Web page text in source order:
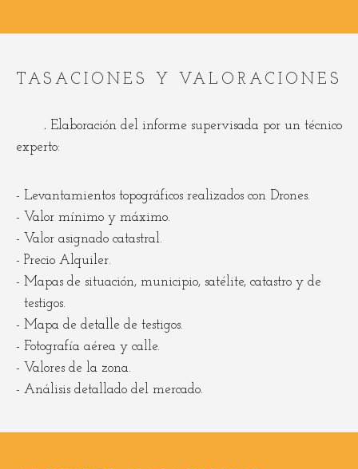
TASACIONES Y VALORACIONES
. Elaboración del informe supervisada por un técnico
experto:
Levantamientos topográficos realizados con Drones.
Valor mínimo y máximo.
Valor asignado catastral.
Precio Alquiler.
Mapas de situación, municipio, satélite, catastro y de
testigos.
Mapa de detalle de testigos.
Fotografía aérea y calle.
Valores de la zona.
Análisis detallado del mercado.